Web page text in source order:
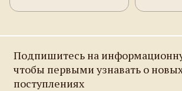
Подпишитесь на
чтобы первыми узнавать о
поступлениях